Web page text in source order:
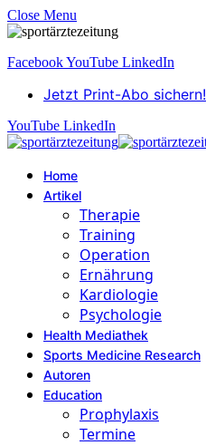
Close Menu
FacebookYouTube LinkedIn
Jetzt Print-Abo sichern!
YouTube LinkedIn
Home
Artikel
Therapie
Training
Operation
Ernährung
Kardiologie
Psychologie
Health Mediathek
Sports Medicine Research
Autoren
Education
Prophylaxis
Termine